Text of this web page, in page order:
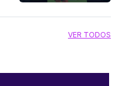
VER TODOS